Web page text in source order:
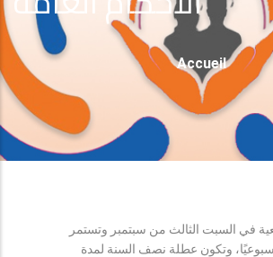
Fil
D'Ariane
Accueil
في السبت الثالث من سبتمبر وتستمر
أسبوعيًا، وتكون عطلة نصف السنة لمدة